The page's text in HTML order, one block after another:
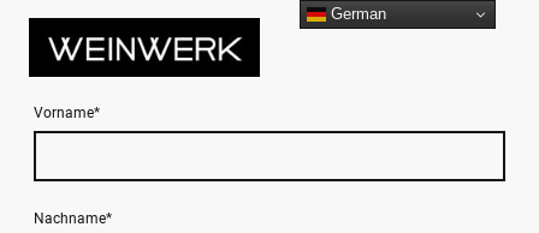
Vorname*
Nachname*
German